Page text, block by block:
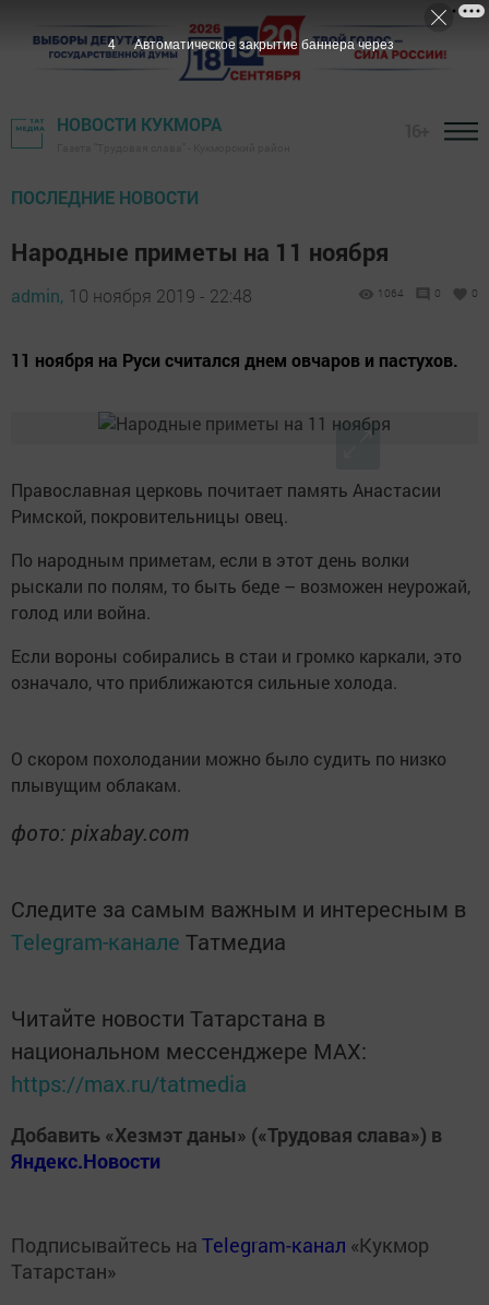
НОВОСТИ КУКМОРА
ПОСЛЕДНИЕ НОВОСТИ
Народные приметы на 11 ноября
admin, 10 ноября 2019 - 22:48 1064 0 0
11 ноября на Руси считался днем овчаров и пастухов.
Православная церковь почитает память Анастасии
Римской, покровительницы овец.
По народным приметам, если в этот день волки
рыскали по полям, то быть беде – возможен неурожай,
голод или война.
Если вороны собирались в стаи и громко каркали, это
означало, что приближаются сильные холода.
О скором похолодании можно было судить по низко
плывущим облакам.
фото: pixabay.com
Следите за самым важным и интересным в
Telegram-канале Татмедиа
Читайте новости Татарстана в
национальном мессенджере MАХ:
https://max.ru/tatmedia
Добавить «Хезмэт даны» («Трудовая слава») в
Яндекс.Новости
Подписывайтесь на Telegram-канал «Кукмор
Татарстан»
3 Автоматическое закрытие баннера через